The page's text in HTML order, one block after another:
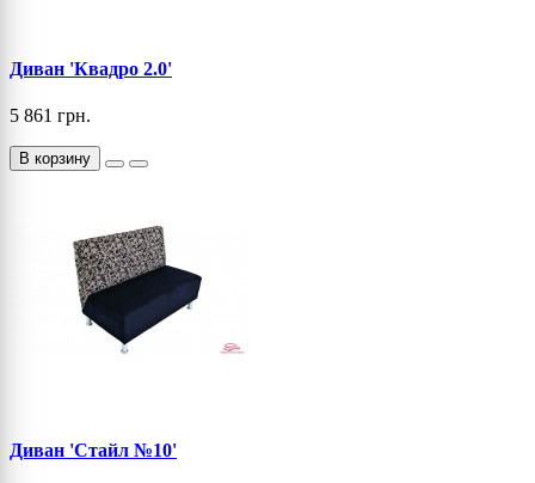
Диван 'Квадро 2.0'
5 861 грн.
В корзину
Диван 'Стайл №10'